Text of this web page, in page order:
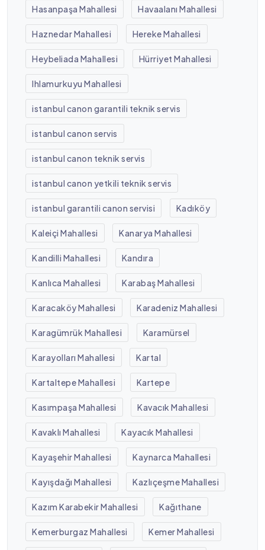
Hasanpaşa Mahallesi Havaalanı Mahallesi
Haznedar Mahallesi Hereke Mahallesi
Heybeliada Mahallesi Hürriyet Mahallesi
Ihlamurkuyu Mahallesi
istanbul canon garantili teknik servis
istanbul canon servis
istanbul canon teknik servis
istanbul canon yetkili teknik servis
istanbul garantili canon servisi Kadıköy
Kaleiçi Mahallesi Kanarya Mahallesi
Kandilli Mahallesi Kandıra
Kanlıca Mahallesi Karabaş Mahallesi
Karacaköy Mahallesi Karadeniz Mahallesi
Karagümrük Mahallesi Karamürsel
Karayolları Mahallesi Kartal
Kartaltepe Mahallesi Kartepe
Kasımpaşa Mahallesi Kavacık Mahallesi
Kavaklı Mahallesi Kayacık Mahallesi
Kayaşehir Mahallesi Kaynarca Mahallesi
Kayışdağı Mahallesi Kazlıçeşme Mahallesi
Kazım Karabekir Mahallesi Kağıthane
Kemerburgaz Mahallesi Kemer Mahallesi